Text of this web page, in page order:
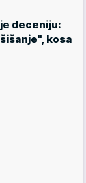
deceniju:
kosa